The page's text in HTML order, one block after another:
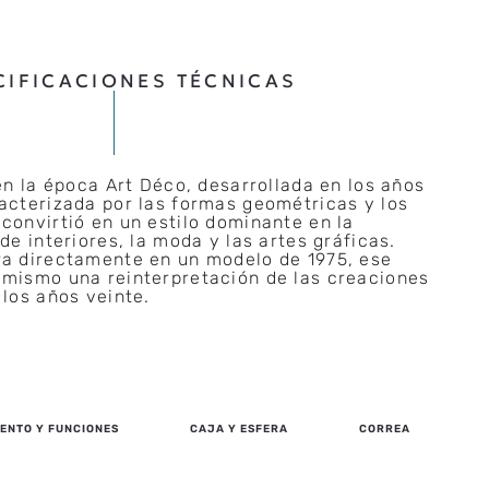
TÉCNICAS
la época Art Déco, desarrollada en los años
por las formas geométricas y los
en un estilo dominante en la
interiores, la moda y las artes gráficas.
directamente en un modelo de 1975, ese
una reinterpretación de las creaciones
años veinte.
Y FUNCIONES CAJA Y ESFERA CORREA